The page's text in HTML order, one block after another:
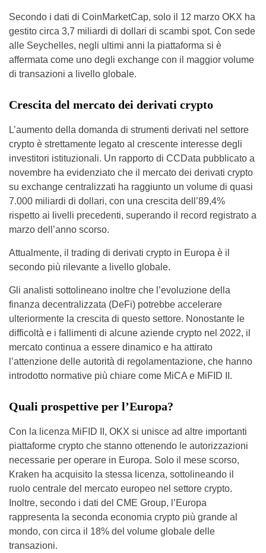
Secondo i dati di CoinMarketCap, solo il 12 marzo OKX ha
gestito circa 3,7 miliardi di dollari di scambi spot. Con sede
alle Seychelles, negli ultimi anni la piattaforma si è
affermata come uno degli exchange con il maggior volume
di transazioni a livello globale.
Crescita del mercato dei derivati crypto
L’aumento della domanda di strumenti derivati nel settore
crypto è strettamente legato al crescente interesse degli
investitori istituzionali. Un rapporto di CCData pubblicato a
novembre ha evidenziato che il mercato dei derivati crypto
su exchange centralizzati ha raggiunto un volume di quasi
7.000 miliardi di dollari, con una crescita dell’89,4%
rispetto ai livelli precedenti, superando il record registrato a
marzo dell’anno scorso.
Attualmente, il trading di derivati crypto in Europa è il
secondo più rilevante a livello globale.
Gli analisti sottolineano inoltre che l’evoluzione della
finanza decentralizzata (DeFi) potrebbe accelerare
ulteriormente la crescita di questo settore. Nonostante le
difficoltà e i fallimenti di alcune aziende crypto nel 2022, il
mercato continua a essere dinamico e ha attirato
l’attenzione delle autorità di regolamentazione, che hanno
introdotto normative più chiare come MiCA e MiFID II.
Quali prospettive per l’Europa?
Con la licenza MiFID II, OKX si unisce ad altre importanti
piattaforme crypto che stanno ottenendo le autorizzazioni
necessarie per operare in Europa. Solo il mese scorso,
Kraken ha acquisito la stessa licenza, sottolineando il
ruolo centrale del mercato europeo nel settore crypto.
Inoltre, secondo i dati del CME Group, l’Europa
rappresenta la seconda economia crypto più grande al
mondo, con circa il 18% del volume globale delle
transazioni.